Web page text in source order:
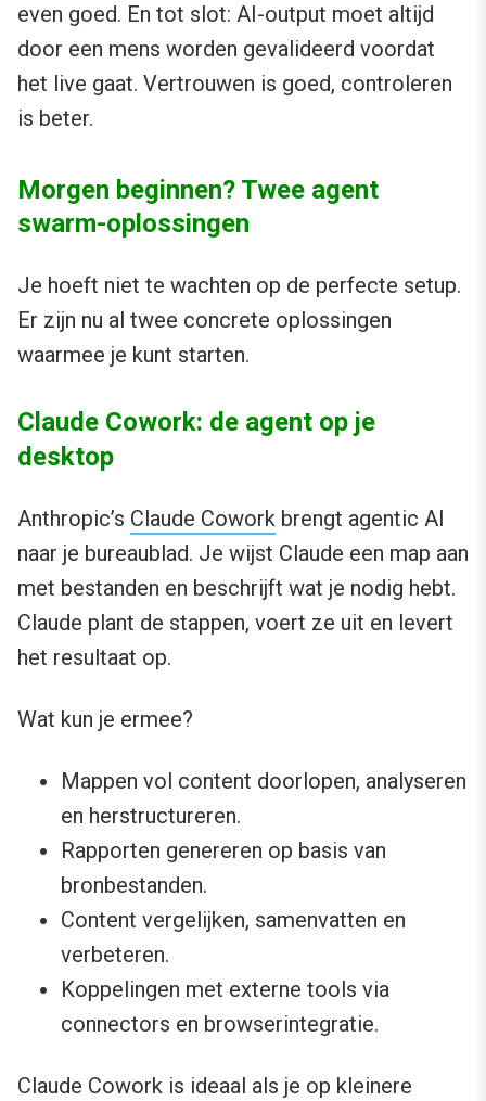
even goed. En tot slot: AI-output moet altijd
door een mens worden gevalideerd voordat
het live gaat. Vertrouwen is goed, controleren
is beter.
Morgen beginnen? Twee agent
swarm-oplossingen
Je hoeft niet te wachten op de perfecte setup.
Er zijn nu al twee concrete oplossingen
waarmee je kunt starten.
Claude Cowork: de agent op je
desktop
Anthropic’s Claude Cowork brengt agentic AI
naar je bureaublad. Je wijst Claude een map aan
met bestanden en beschrijft wat je nodig hebt.
Claude plant de stappen, voert ze uit en levert
het resultaat op.
Wat kun je ermee?
Mappen vol content doorlopen, analyseren
en herstructureren.
Rapporten genereren op basis van
bronbestanden.
Content vergelijken, samenvatten en
verbeteren.
Koppelingen met externe tools via
connectors en browserintegratie.
Claude Cowork is ideaal als je op kleinere